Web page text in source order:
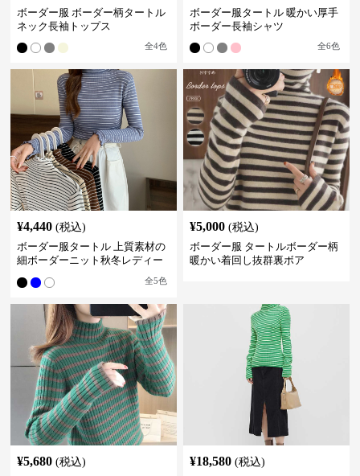
ボーダー服 ボーダー柄タートル
ネック長袖トップス
全4色
ボーダー服タートル 暖かい厚手
ボーダー長袖シャツ
全6色
¥4,440 (税込)
ボーダー服タートル 上質素材の
細ボーダーニット秋冬レディー
全5色
¥5,000 (税込)
ボーダー服 タートルボーダー柄
暖かい着回し抜群裏ボア
¥5,680 (税込)
¥18,580 (税込)